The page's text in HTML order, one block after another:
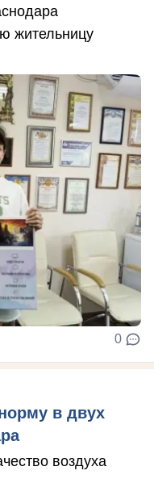
жительницу
0
в двух
воздуха